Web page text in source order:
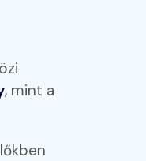
, mint a